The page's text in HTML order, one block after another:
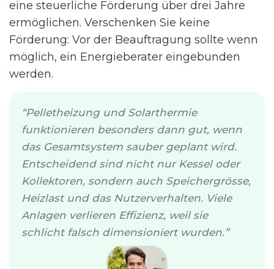
eine steuerliche Förderung über drei Jahre
ermöglichen. Verschenken Sie keine
Förderung: Vor der Beauftragung sollte wenn
möglich, ein Energieberater eingebunden
werden.
Pelletheizung und Solarthermie
funktionieren besonders dann gut, wenn
das Gesamtsystem sauber geplant wird.
Entscheidend sind nicht nur Kessel oder
Kollektoren, sondern auch Speichergrösse,
Heizlast und das Nutzerverhalten. Viele
Anlagen verlieren Effizienz, weil sie
schlicht falsch dimensioniert wurden.